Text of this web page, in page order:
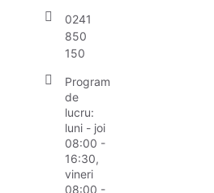
0241
850
150
Program
de
lucru:
luni - joi
08:00 -
16:30,
vineri
08:00 -